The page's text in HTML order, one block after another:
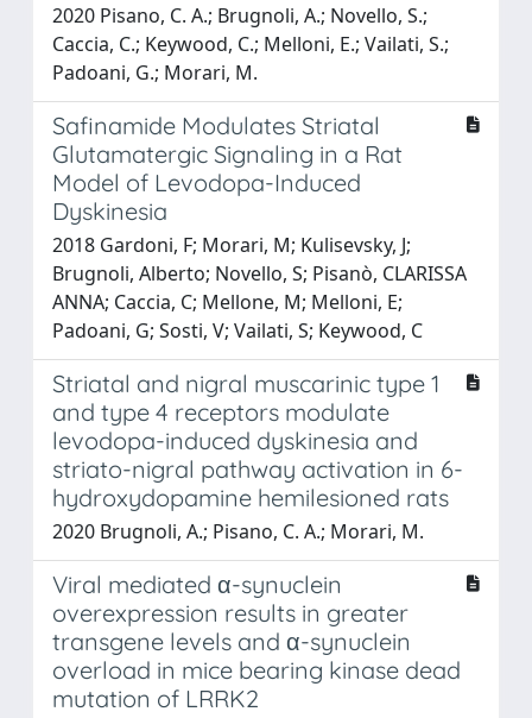
2020 Pisano, C. A.; Brugnoli, A.; Novello, S.;
Caccia, C.; Keywood, C.; Melloni, E.; Vailati, S.;
Padoani, G.; Morari, M.
Safinamide Modulates Striatal
Glutamatergic Signaling in a Rat
Model of Levodopa-Induced
Dyskinesia
2018 Gardoni, F; Morari, M; Kulisevsky, J;
Brugnoli, Alberto; Novello, S; Pisanò, CLARISSA
ANNA; Caccia, C; Mellone, M; Melloni, E;
Padoani, G; Sosti, V; Vailati, S; Keywood, C
Striatal and nigral muscarinic type 1
and type 4 receptors modulate
levodopa-induced dyskinesia and
striato-nigral pathway activation in 6-
hydroxydopamine hemilesioned rats
2020 Brugnoli, A.; Pisano, C. A.; Morari, M.
Viral mediated α-synuclein
overexpression results in greater
transgene levels and α-synuclein
overload in mice bearing kinase dead
mutation of LRRK2